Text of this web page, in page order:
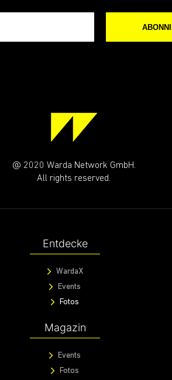
@ 2020 Warda Network GmbH.
All rights reserved.
Entdecke
WardaX
Events
Fotos
Magazin
Events
Fotos